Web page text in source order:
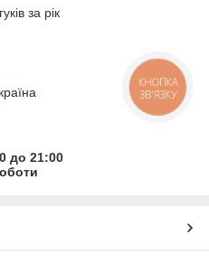
за рік
до 21:00
КНОПКА
ЗВ'ЯЗКУ